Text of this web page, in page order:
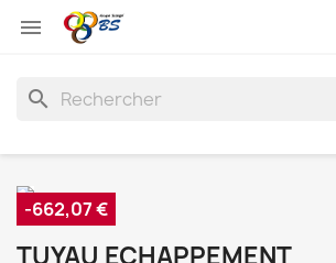

search
-662,07 €
TUYAU ECHAPPEMENT